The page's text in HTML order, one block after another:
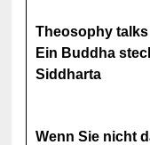
Theosophy
Ein Buddha
Siddharta
Wenn Sie nicht